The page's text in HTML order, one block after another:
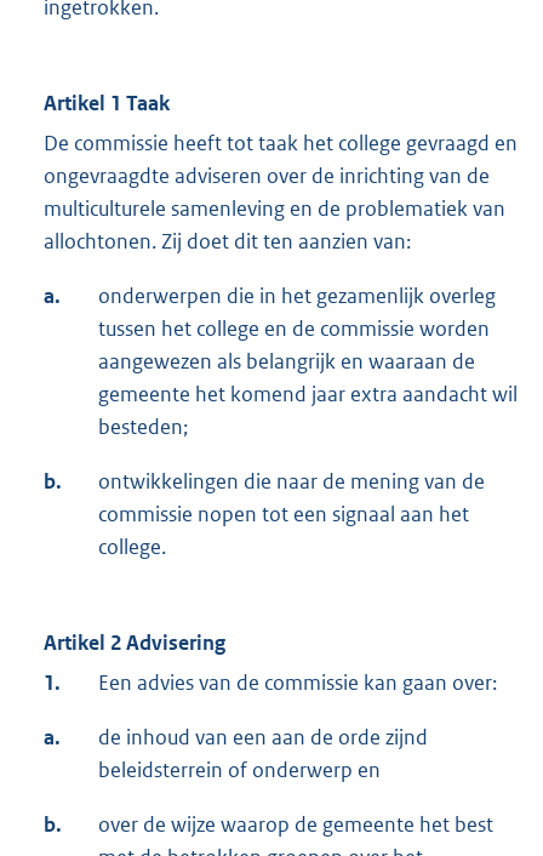
ingetrokken.
Artikel 1 Taak
De commissie heeft tot taak het college gevraagd en
ongevraagdte adviseren over de inrichting van de
multiculturele samenleving en de problematiek van
allochtonen. Zij doet dit ten aanzien van:
a.
onderwerpen die in het gezamenlijk overleg
tussen het college en de commissie worden
aangewezen als belangrijk en waaraan de
gemeente het komend jaar extra aandacht wil
besteden;
b.
ontwikkelingen die naar de mening van de
commissie nopen tot een signaal aan het
college.
Artikel 2 Advisering
1.
Een advies van de commissie kan gaan over:
a.
de inhoud van een aan de orde zijnd
beleidsterrein of onderwerp en
b.
over de wijze waarop de gemeente het best